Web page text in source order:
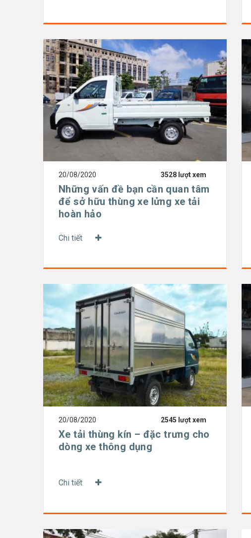
20/08/2020 3528 lượt xem
Những vấn đề bạn cần quan tâm
để sở hữu thùng xe lửng xe tải
hoàn hảo
Chi tiết
20/08/2020 2545 lượt xem
Xe tải thùng kín – đặc trưng cho
dòng xe thông dụng
Chi tiết